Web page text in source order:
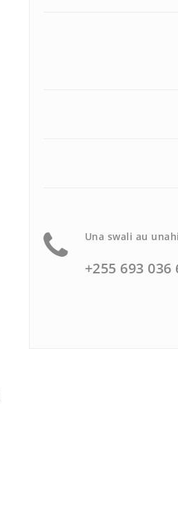
Una swali au
+255 693 036